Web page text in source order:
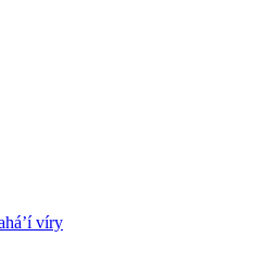
víry